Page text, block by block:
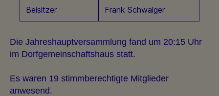
Beisitzer Frank Schwalger
Die Jahreshauptversammlung fand um 20:15 Uhr
im Dorfgemeinschaftshaus statt.
Es waren 19 stimmberechtigte Mitglieder
anwesend.